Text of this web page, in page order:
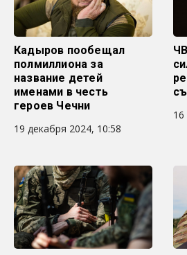
Кадыров пообещал
полмиллиона за
название детей
именами в честь
героев Чечни
19 декабря 2024, 10:58